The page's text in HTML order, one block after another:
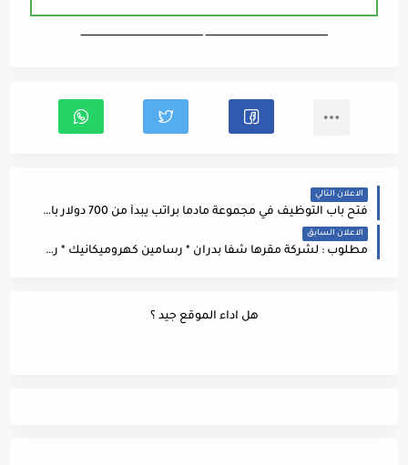
ـــــــــــــــــــــــــــــــــــــــــــــــــــــــــــــــــــ ـــــــــــــــــــــــــــــــــــــــــــــــــــــــــــــــــــ
الاعلان التالي
فتح باب التوظيف في مجموعة مادما براتب يبدأ من 700 دولار بالإضافة لعمولات
الاعلان السابق
مطلوب : لشركة مقرها شفا بدران * رسامين كهروميكانيك * رسامين انشائي * مدير مشروع (للعمل بالسعودية) * حاسبين كميات
هل اداء الموقع جيد ؟